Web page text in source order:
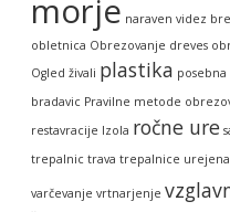
morje naraven videz
obletnica Obrezovanje dreves
Ogled živali plastika
bradavic Pravilne metode
restavracije Izola ročne ure
trepalnic trava trepalnice
varčevanje vrtnarjenje